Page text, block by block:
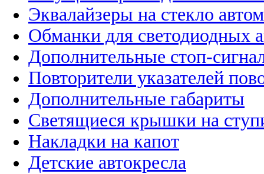
Эквалайзеры на стекло
Обманки для светодиодных
Дополнительные стоп-
Повторители указателей
Дополнительные габариты
Светящиеся крышки на
Накладки на капот
Детские автокресла